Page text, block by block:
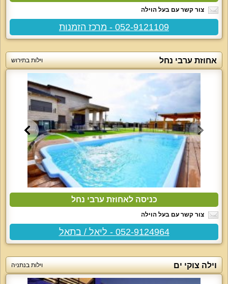
צור קשר עם בעל הוילה
052-9121109 - מרכז הזמנות
אחוזת ערבי נחל וילות בתירוש
כניסה לאחוזת ערבי נחל
צור קשר עם בעל הוילה
052-9124964 - ליאל / בתאל
וילה צוקי ים וילות בנתניה